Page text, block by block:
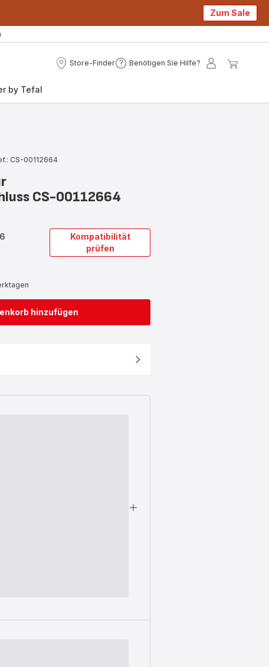
Zum Sale
Store-Finder
Store-
Benötigen Sie Hilfe?
Benötigen
Mein
by Tefal
CS-00112664
CS-00112664
Kompatibilität
prüfen
hinzufügen